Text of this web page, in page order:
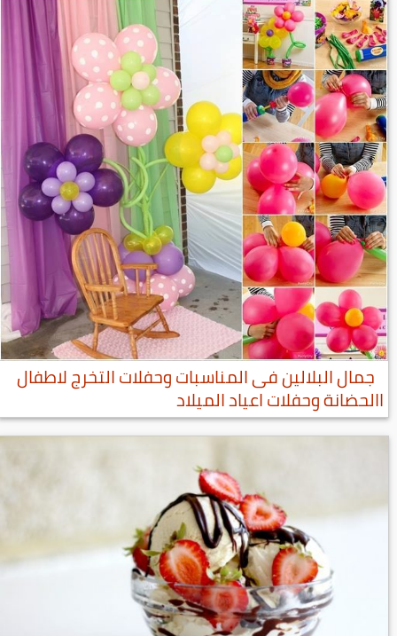
جمال البلالين فى المناسبات وحفلات التخرج لاطفال
االحضانة وحفلات اعياد الميلاد